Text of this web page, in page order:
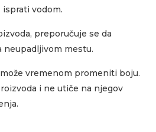
vodom.
preporučuje se da
neupadljivom mestu.
vremenom promeniti boju.
i ne utiče na njegov